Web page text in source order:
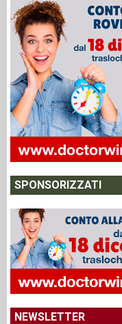
SPONSORIZZATI
NEWSLETTER